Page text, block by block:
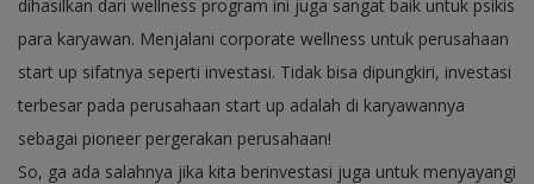
dihasilkan dari wellness program ini juga sangat baik untuk psikis
para karyawan. Menjalani corporate wellness untuk perusahaan
start up sifatnya seperti investasi. Tidak bisa dipungkiri, investasi
terbesar pada perusahaan start up adalah di karyawannya
sebagai pioneer pergerakan perusahaan!
So, ga ada salahnya jika kita berinvestasi juga untuk menyayangi